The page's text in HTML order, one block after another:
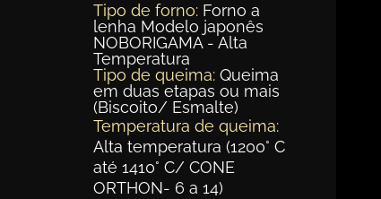
Tipo de forno: Forno a
lenha Modelo japonês
NOBORIGAMA - Alta
Temperatura
Tipo de queima: Queima
em duas etapas ou mais
(Biscoito/ Esmalte)
Temperatura de queima:
Alta temperatura (1200° C
até 1410° C/ CONE
ORTHON- 6 a 14)